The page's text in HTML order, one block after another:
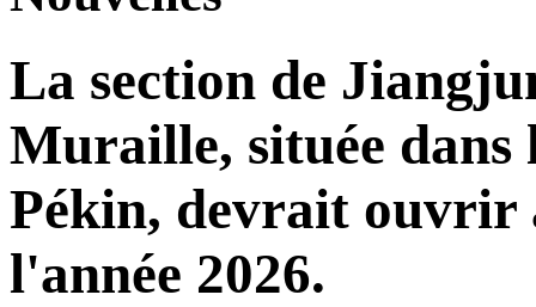
La section de
Muraille, située
Pékin, devrait ouvrir
l'année 2026.